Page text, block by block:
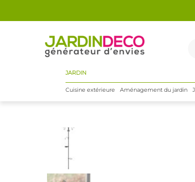
JARDIN
Cuisine extérieure Aménagement du jardin